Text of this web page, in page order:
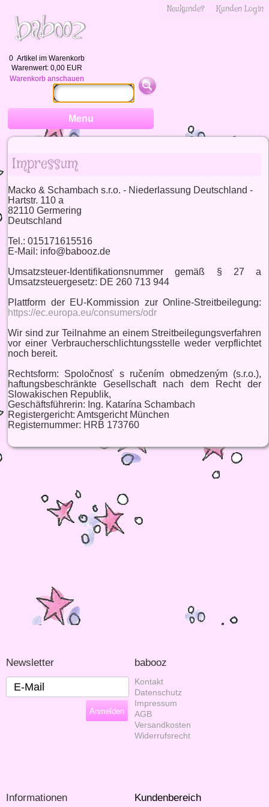
0 Artikel im Warenkorb
Warenwert: 0,00 EUR
Warenkorb anschauen
Kunden Login
Neukunde?
Menu
Impressum
Macko & Schambach s.r.o. - Niederlassung Deutschland -
Hartstr. 110 a
82110 Germering
Deutschland
Tel.: 015171615516
E-Mail: info@babooz.de
Umsatzsteuer-Identifikationsnummer gemäß § 27 a
Umsatzsteuergesetz: DE 260 713 944
Plattform der EU-Kommission zur Online-Streitbeilegung:
https://ec.europa.eu/consumers/odr
Wir sind zur Teilnahme an einem Streitbeilegungsverfahren
vor einer Verbraucherschlichtungsstelle weder verpflichtet
noch bereit.
Rechtsform: Spoločnosť s ručením obmedzeným (s.r.o.),
haftungsbeschränkte Gesellschaft nach dem Recht der
Slowakischen Republik,
Geschäftsführerin: Ing. Katarína Schambach
Registergericht: Amtsgericht München
Registernummer: HRB 173760
Newsletter babooz
Kontakt
Datenschutz
Impressum
AGB
Versandkosten
Widerrufsrecht
Informationen Kundenbereich